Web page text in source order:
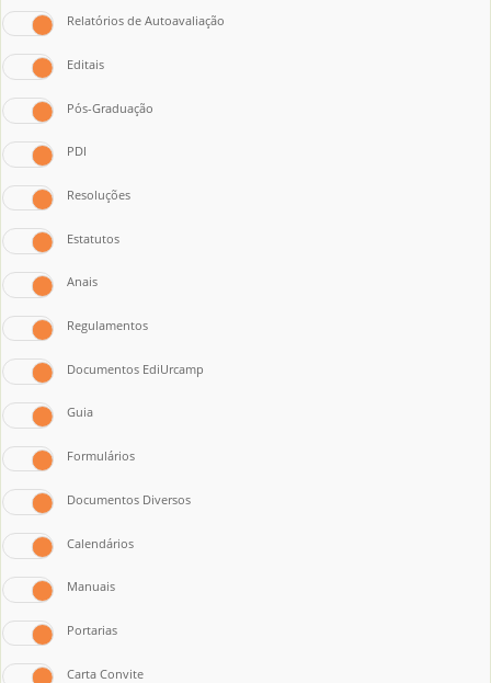
Relatórios de Autoavaliação
Editais
Pós-Graduação
PDI
Resoluções
Estatutos
Anais
Regulamentos
Documentos EdiUrcamp
Guia
Formulários
Documentos Diversos
Calendários
Manuais
Portarias
Carta Convite